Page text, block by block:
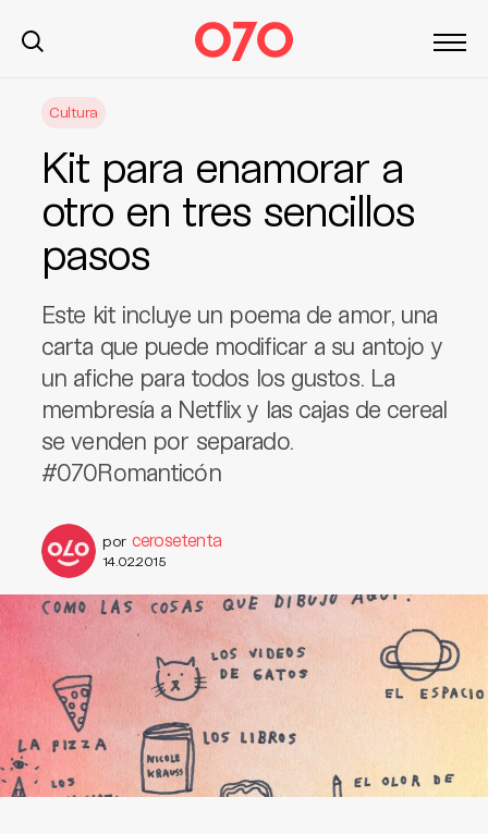
Cultura
Kit para enamorar a
otro en tres sencillos
pasos
Este kit incluye un poema de amor, una
carta que puede modificar a su antojo y
un afiche para todos los gustos. La
membresía a Netflix y las cajas de cereal
se venden por separado.
#070Romanticón
por cerosetenta
14.02.2015